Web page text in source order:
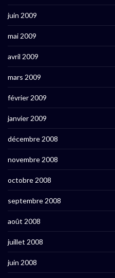
juin 2009
mai 2009
avril 2009
mars 2009
février 2009
janvier 2009
décembre 2008
novembre 2008
octobre 2008
septembre 2008
août 2008
juillet 2008
juin 2008